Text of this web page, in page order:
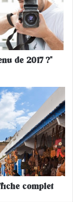
de 2017 ?"
complet